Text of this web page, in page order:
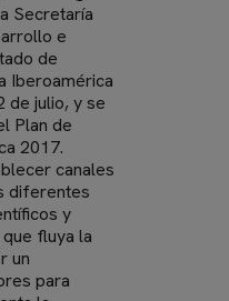
Secretaría
e
de
Iberoamérica
de julio, y se
Plan de
2017.
canales
diferentes
y
fluya la
un
para